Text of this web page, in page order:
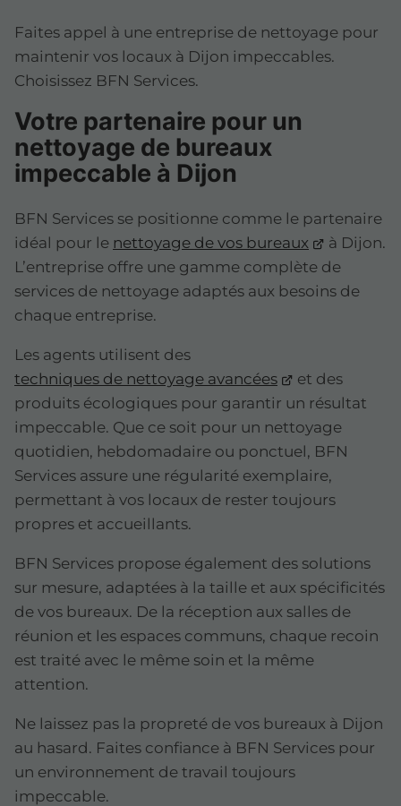
Faites appel à une entreprise de nettoyage pour
maintenir vos locaux à Dijon impeccables.
Choisissez BFN Services.
Votre partenaire pour un
nettoyage de bureaux
impeccable à Dijon
BFN Services se positionne comme le partenaire
idéal pour le nettoyage de vos bureaux
à Dijon.
L’entreprise offre une gamme complète de
services de nettoyage adaptés aux besoins de
chaque entreprise.
Les agents utilisent des
techniques de nettoyage avancées
et des
produits écologiques pour garantir un résultat
impeccable. Que ce soit pour un nettoyage
quotidien, hebdomadaire ou ponctuel, BFN
Services assure une régularité exemplaire,
permettant à vos locaux de rester toujours
propres et accueillants.
BFN Services propose également des solutions
sur mesure, adaptées à la taille et aux spécificités
de vos bureaux. De la réception aux salles de
réunion et les espaces communs, chaque recoin
est traité avec le même soin et la même
attention.
Ne laissez pas la propreté de vos bureaux à Dijon
au hasard. Faites confiance à BFN Services pour
un environnement de travail toujours
impeccable.